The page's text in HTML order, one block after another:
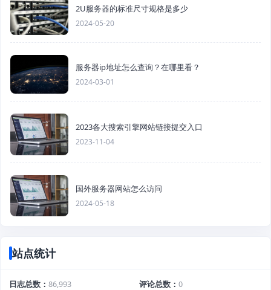
2U服务器的标准尺寸规格是多少
2024-05-20
服务器ip地址怎么查询？在哪里看？
2024-03-01
2023各大搜索引擎网站链接提交入口
2023-11-04
国外服务器网站怎么访问
2024-05-18
站点统计
日志总数 86,993 评论总数
0